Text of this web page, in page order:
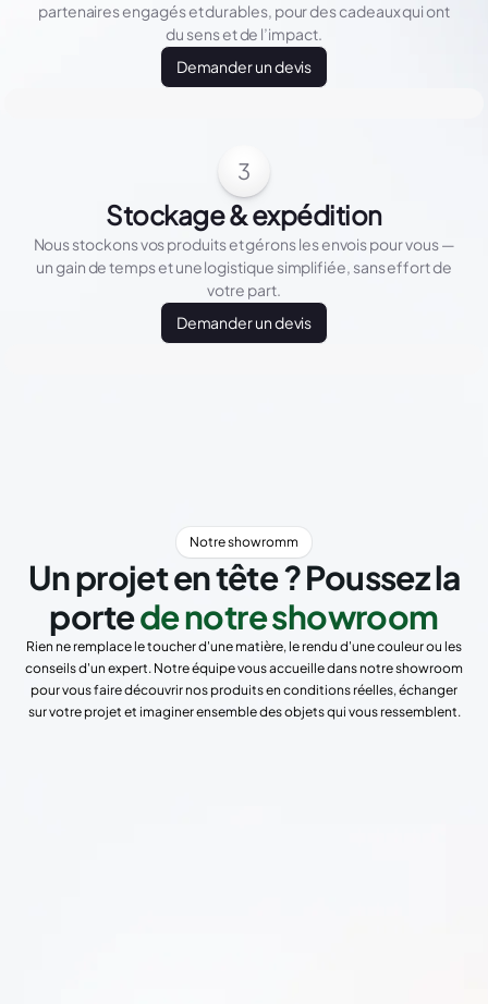
partenaires engagés et durables, pour des cadeaux qui ont
du sens et de l’impact.
Demander un devis
3
Stockage & expédition
Nous stockons vos produits et gérons les envois pour vous —
un gain de temps et une logistique simplifiée, sans effort de
votre part.
Demander un devis
Notre showromm
Un projet en tête ? Poussez la
portede notre showroom
Rien ne remplace le toucher d'une matière, le rendu d'une couleur ou les
conseils d'un expert. Notre équipe vous accueille dans notre showroom
pour vous faire découvrir nos produits en conditions réelles, échanger
sur votre projet et imaginer ensemble des objets qui vous ressemblent.